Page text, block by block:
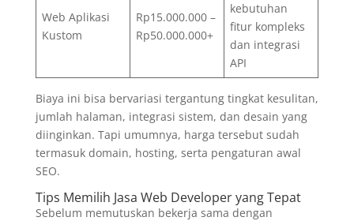
Web Aplikasi
Kustom
Rp15.000.000 –
Rp50.000.000+
kebutuhan
fitur kompleks
dan integrasi
API
Biaya ini bisa bervariasi tergantung tingkat kesulitan,
jumlah halaman, integrasi sistem, dan desain yang
diinginkan. Tapi umumnya, harga tersebut sudah
termasuk domain, hosting, serta pengaturan awal
SEO.
Tips Memilih Jasa Web Developer yang Tepat
Sebelum memutuskan bekerja sama dengan